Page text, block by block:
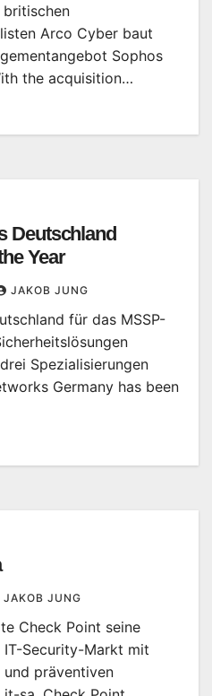
Arco Cyber baut
Sophos
the acquisition…
Deutschland
Year
JAKOB JUNG
für das MSSP-
Spezialisierungen
Germany has been
JAKOB JUNG
Check Point seine
Security-Markt mit
und präventiven